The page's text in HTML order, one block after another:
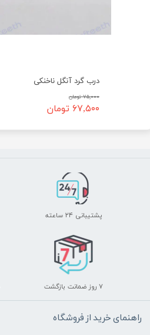
درب گرد آنگل ناخنکی
۷۵,۰۰۰ تومان
۶۷,۵۰۰ تومان
پشتیبانی ۲۴ ساعته
۷ روز ضمانت بازگشت
راهنمای خرید از فروشگاه